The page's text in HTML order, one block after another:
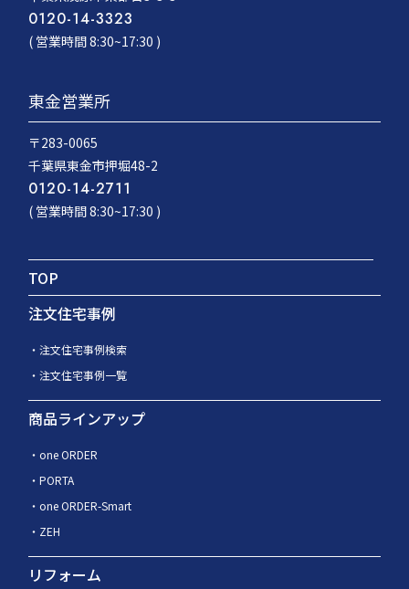
0120-14-3323
( 営業時間 8:30~17:30 )
東金営業所
〒283-0065
千葉県東金市押堀48-2
0120-14-2711
( 営業時間 8:30~17:30 )
TOP
注文住宅事例
注文住宅事例検索
注文住宅事例一覧
商品ラインアップ
one ORDER
PORTA
one ORDER-Smart
ZEH
リフォーム